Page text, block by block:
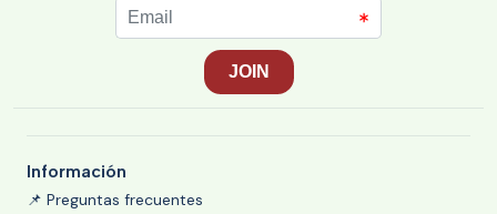
Información
📌 Preguntas frecuentes